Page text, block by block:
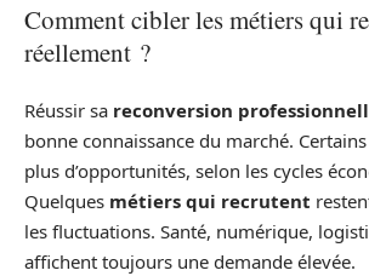
Comment cibler les métiers qui
réellement ?
Réussir sa reconversion
bonne connaissance du marché.
plus d’opportunités, selon les cycles
Quelques métiers qui recrutent
les fluctuations. Santé, numérique,
affichent toujours une demande élevée.